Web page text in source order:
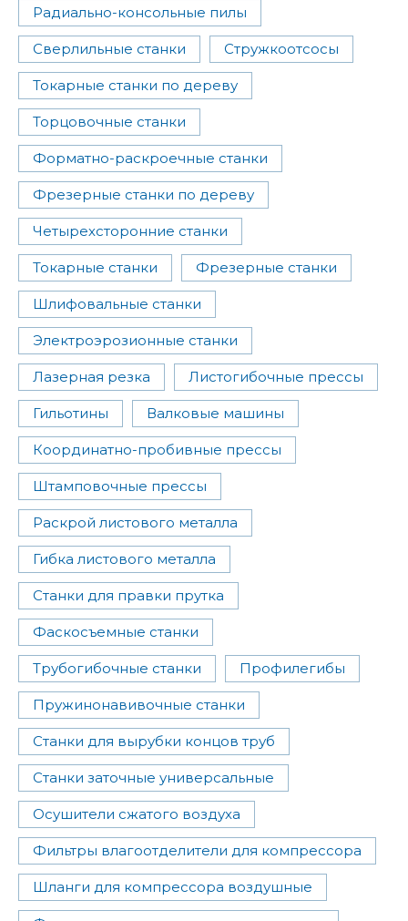
Радиально-консольные пилы
Сверлильные станки Стружкоотсосы
Токарные станки по дереву
Торцовочные станки
Форматно-раскроечные станки
Фрезерные станки по дереву
Четырехсторонние станки
Токарные станки Фрезерные станки
Шлифовальные станки
Электроэрозионные станки
Лазерная резка Листогибочные прессы
Гильотины Валковые машины
Координатно-пробивные прессы
Штамповочные прессы
Раскрой листового металла
Гибка листового металла
Станки для правки прутка
Фаскосъемные станки
Трубогибочные станки Профилегибы
Пружинонавивочные станки
Станки для вырубки концов труб
Станки заточные универсальные
Осушители сжатого воздуха
Фильтры влагоотделители для компрессора
Шланги для компрессора воздушные